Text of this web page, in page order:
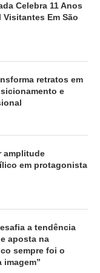
Celebra 11 Anos
Visitantes Em São
retratos em
e
amplitude
em protagonista
a tendência
aposta na
sempre foi o
imagem”